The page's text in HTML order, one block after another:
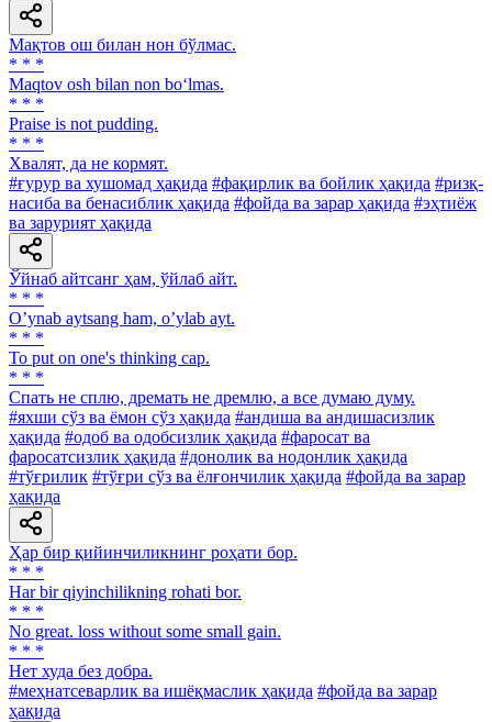
Мақтов ош билан нон бўлмас.
* * *
Maqtov osh bilan non bo‘lmas.
* * *
Praise is not pudding.
* * *
Хвалят, да не кормят.
#ғурур ва хушомад ҳақида #фақирлик ва бойлик ҳақида #ризқ-
насиба ва бенасиблик ҳақида #фойда ва зарар ҳақида #эҳтиёж
ва зарурият ҳақида
Ўйнаб айтсанг ҳам, ўйлаб айт.
* * *
Oʼynab aytsang ham, oʼylab ayt.
* * *
To put on one's thinking cap.
* * *
Спать не сплю, дремать не дремлю, а все думаю думу.
#яхши сўз ва ёмон сўз ҳақида #андиша ва андишасизлик
ҳақида #одоб ва одобсизлик ҳақида #фаросат ва
фаросатсизлик ҳақида #донолик ва нодонлик ҳақида
#тўғрилик #тўғри сўз ва ёлғончилик ҳақида #фойда ва зарар
ҳақида
Ҳар бир қийинчиликнинг роҳати бор.
* * *
Har bir qiyinchilikning rohati bor.
* * *
No great. loss without some small gain.
* * *
Нет худа без добра.
#меҳнатсеварлик ва ишёқмаслик ҳақида #фойда ва зарар
ҳақида